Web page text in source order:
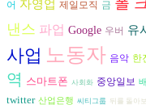
어 자영업 제일모직 금
낸스 파업 Google 우버 유
사업 노동자 음악 한
역 스마트폰 사회화 중앙일보
twitter 산업은행 씨티그룹 뒤를 돌아